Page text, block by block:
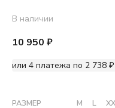
В наличии
10 950 ₽
или 4 платежа по 2 738 ₽
РАЗМЕР M L